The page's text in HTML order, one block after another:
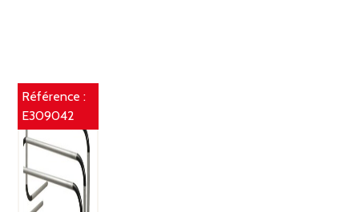
Référence :
E309042